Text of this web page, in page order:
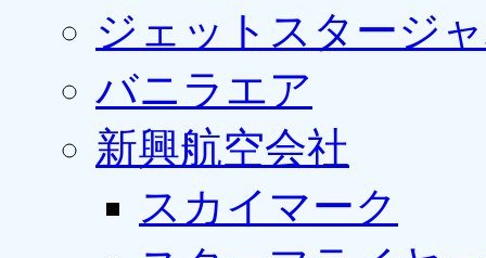
ジェットスタージ
バニラエア
新興航空会社
スカイマーク